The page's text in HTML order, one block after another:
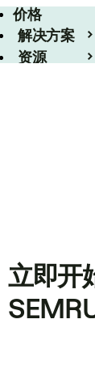
价格
解决方案
资源
立即开